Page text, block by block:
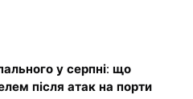
у серпні: що
після атак на порти